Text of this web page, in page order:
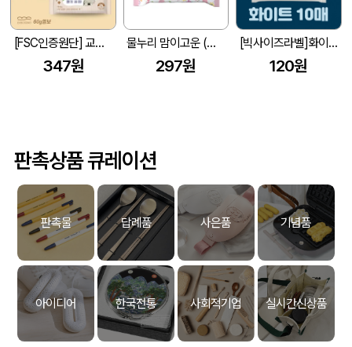
[FSC인증원단] 교회전도 3종 생분해 물티슈 10매(엠보싱)
347원
물누리 맘이고운 (무광) 물티슈 25매/30매/35매
297원
[빅사이즈라벨]화이트 물티슈 10매 (145*90mm)
120원
판촉상품 큐레이션
판촉물 답례품 사은품 기념품
아이디어 한국전통 사회적기업 실시간신상품